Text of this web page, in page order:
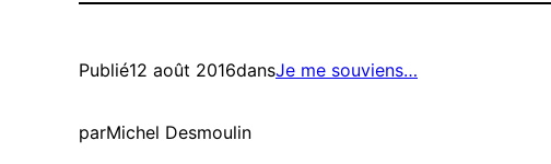
Publié12 août 2016dansJe me souviens…
parMichel Desmoulin